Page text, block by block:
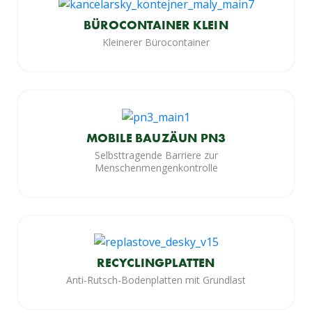
BÜROCONTAINER KLEIN
Kleinerer Bürocontainer
MOBILE BAUZÄUN PN3
Selbsttragende Barriere zur
Menschenmengenkontrolle
RECYCLINGPLATTEN
Anti-Rutsch-Bodenplatten mit Grundlast